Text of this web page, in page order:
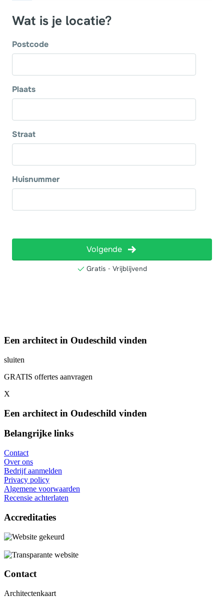
Een architect in Oudeschild vinden
sluiten
GRATIS offertes aanvragen
X
Een architect in Oudeschild vinden
Belangrijke links
Contact
Over ons
Bedrijf aanmelden
Privacy policy
Algemene voorwaarden
Recensie achterlaten
Accreditaties
Contact
Architectenkaart